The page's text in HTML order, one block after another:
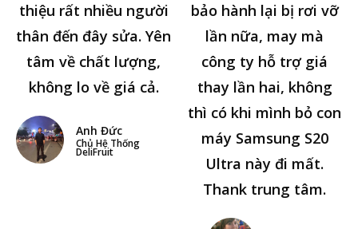
thiệu rất nhiều người
thân đến đây sửa. Yên
tâm về chất lượng,
không lo về giá cả.
Anh Đức
Chủ Hệ Thống
DeliFruit
bảo hành lại bị rơi vỡ
lần nữa, may mà
công ty hỗ trợ giá
thay lần hai, không
thì có khi mình bỏ con
máy Samsung S20
Ultra này đi mất.
Thank trung tâm.